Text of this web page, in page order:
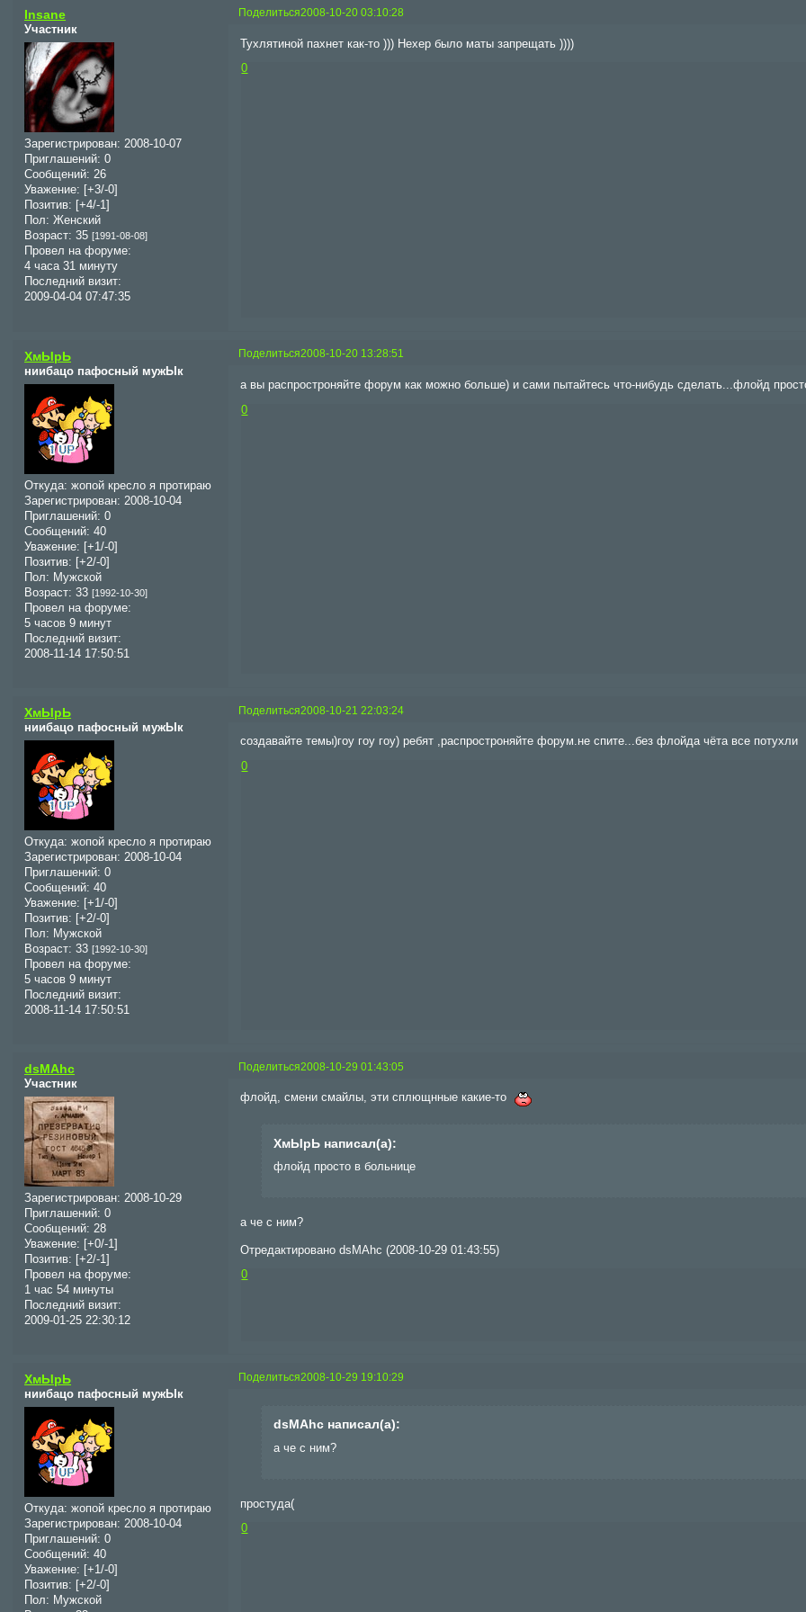
Поделиться2008-10-20 03:10:28
Insane
Участник
Зарегистрирован: 2008-10-07
Приглашений: 0
Сообщений: 26
Уважение:
[+3/-0]
Позитив:
[+4/-1]
Пол: Женский
Возраст: 35[1991-08-08]
Провел на форуме:
4 часа 31 минуту
Последний визит:
2009-04-04 07:47:35
Тухлятиной пахнет как-то ))) Нехер было маты запрещать ))))
0
Поделиться2008-10-20 13:28:51
ХмЫрЬ
ниибацо пафосный мужЫк
Откуда: жопой кресло я протираю
Зарегистрирован: 2008-10-04
Приглашений: 0
Сообщений: 40
Уважение: [+1/-0]
Позитив: [+2/-0]
Пол: Мужской
Возраст: 33[1992-10-30]
Провел на форуме:
5 часов 9 минут
Последний визит:
2008-11-14 17:50:51
а вы распростроняйте форум как можно больше) и сами пытайтесь что-нибудь сделать...флойд
0
Поделиться2008-10-21 22:03:24
ХмЫрЬ
ниибацо пафосный мужЫк
Откуда: жопой кресло я протираю
Зарегистрирован: 2008-10-04
Приглашений: 0
Сообщений: 40
Уважение: [+1/-0]
Позитив: [+2/-0]
Пол: Мужской
Возраст: 33[1992-10-30]
Провел на форуме:
5 часов 9 минут
Последний визит:
2008-11-14 17:50:51
создавайте темы)гоу гоу гоу) ребят ,распростроняйте форум.не спите...без флойда чёта все потухли
0
Поделиться2008-10-29 01:43:05
dsMAhc
Участник
Зарегистрирован: 2008-10-29
Приглашений: 0
Сообщений: 28
Уважение:
[+0/-1]
Позитив:
[+2/-1]
Провел на форуме:
1 час 54 минуты
Последний визит:
2009-01-25 22:30:12
флойд, смени смайлы, эти сплющнные какие-то
ХмЫрЬ написал(а):
флойд просто в больнице
а че с ним?
Отредактировано dsMAhc (2008-10-29 01:43:55)
0
Поделиться2008-10-29 19:10:29
ХмЫрЬ
ниибацо пафосный мужЫк
Откуда: жопой кресло я протираю
Зарегистрирован: 2008-10-04
Приглашений: 0
Сообщений: 40
Уважение:
[+1/-0]
Позитив:
[+2/-0]
Пол: Мужской
dsMAhc написал(а):
а че с ним?
простуда(
0